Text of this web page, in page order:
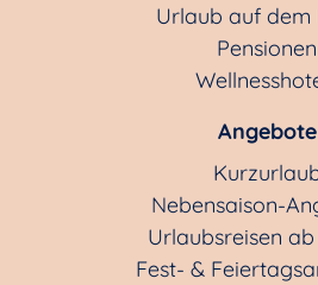
Urlaub auf dem
Pensionen
Angebote
Nebensaison-
Urlaubsreisen
Fest- &